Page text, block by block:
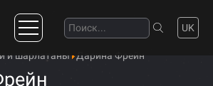
UK
и шарлатаны Дарина Фрейн